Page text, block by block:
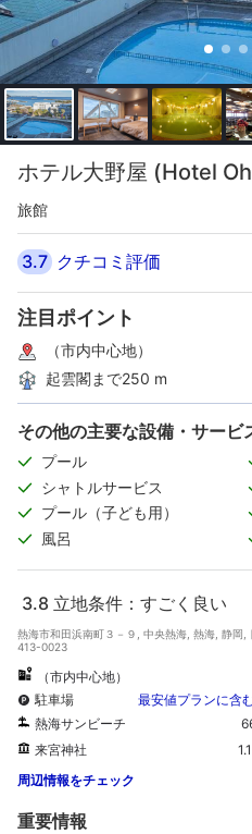
ホテル大野屋 (Hotel
旅館
3.7 クチコミ評価
注目ポイント
（市内中心地）
起雲閣まで250 m
その他の主要な設備・サービ
プール
シャトルサービス
プール（子ども用）
風呂
3.8 立地条件：すごく良い
熱海市和田浜南町３－９, 中央熱海, 熱海, 静岡,
413-0023
（市内中心地）
駐車場
最安値プランに含
熱海サンビーチ
来宮神社
周辺情報をチェック
重要情報